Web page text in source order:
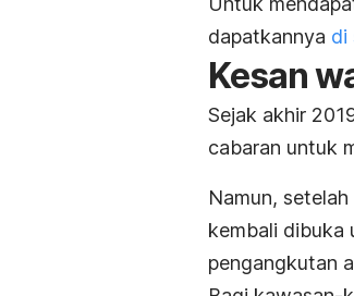
dapatkannya di
Kesan
Sejak akhir
cabaran untuk
Namun,
kembali dibuka
pengangkutan